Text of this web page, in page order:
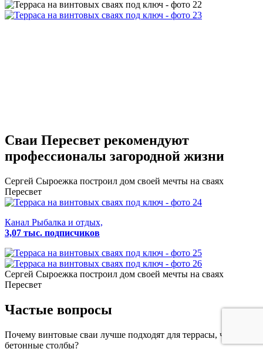
Сваи Пересвет рекомендуют
профессионалы загородной жизни
Сергей Сыроежка построил дом своей мечты на сваях
Пересвет
Канал Рыбалка и отдых,
3,07 тыс. подписчиков
Сергей Сыроежка построил дом своей мечты на сваях
Пересвет
Частые вопросы
Почему винтовые сваи лучше подходят для террасы, чем
бетонные столбы?